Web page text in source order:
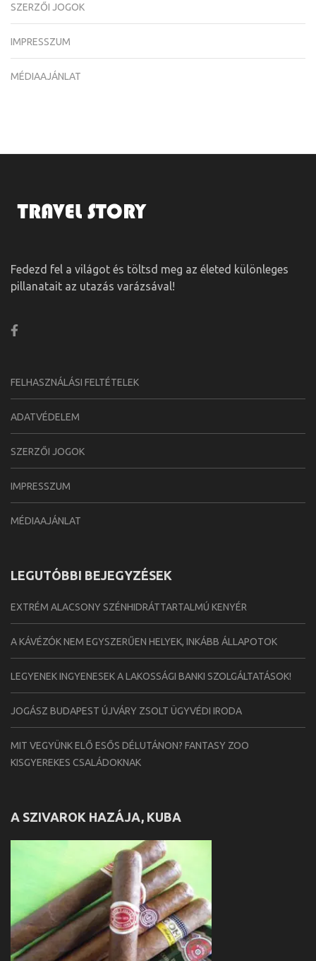
SZERZŐI JOGOK
IMPRESSZUM
MÉDIAAJÁNLAT
Fedezd fel a világot és töltsd meg az életed különleges
pillanatait az utazás varázsával!
FELHASZNÁLÁSI FELTÉTELEK
ADATVÉDELEM
SZERZŐI JOGOK
IMPRESSZUM
MÉDIAAJÁNLAT
LEGUTÓBBI BEJEGYZÉSEK
EXTRÉM ALACSONY SZÉNHIDRÁTTARTALMÚ KENYÉR
A KÁVÉZÓK NEM EGYSZERŰEN HELYEK, INKÁBB ÁLLAPOTOK
LEGYENEK INGYENESEK A LAKOSSÁGI BANKI SZOLGÁLTATÁSOK!
JOGÁSZ BUDAPEST ÚJVÁRY ZSOLT ÜGYVÉDI IRODA
MIT VEGYÜNK ELŐ ESŐS DÉLUTÁNON? FANTASY ZOO
KISGYEREKES CSALÁDOKNAK
A SZIVAROK HAZÁJA, KUBA